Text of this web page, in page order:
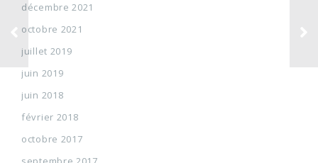
décembre 2021
octobre 2021
juillet 2019
juin 2019
juin 2018
février 2018
octobre 2017